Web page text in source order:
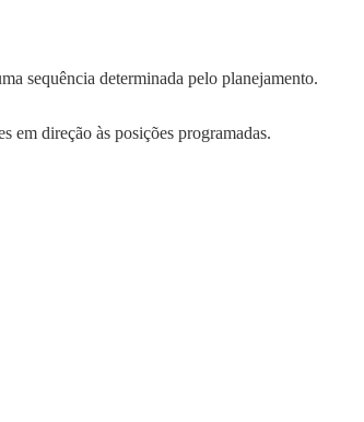
sequência determinada pelo planejamento.
em direção às posições programadas.